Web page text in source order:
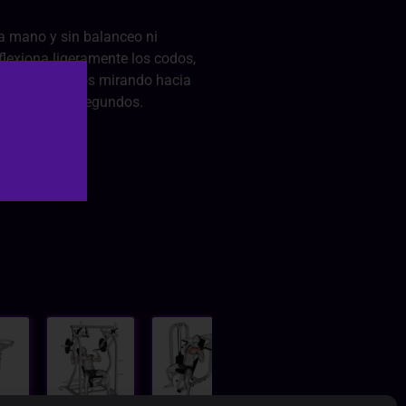
mano y sin balanceo ni
ligeramente los codos,
y las manos mirando hacia
uno o dos segundos.